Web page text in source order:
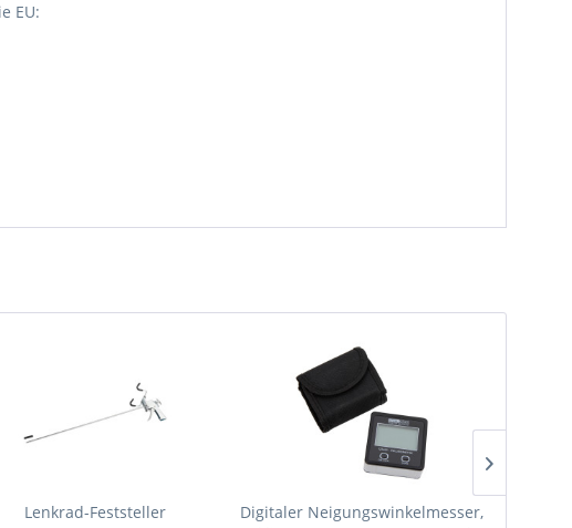
EU:
Lenkrad-Feststeller
Digitaler Neigungswinkelmesser,